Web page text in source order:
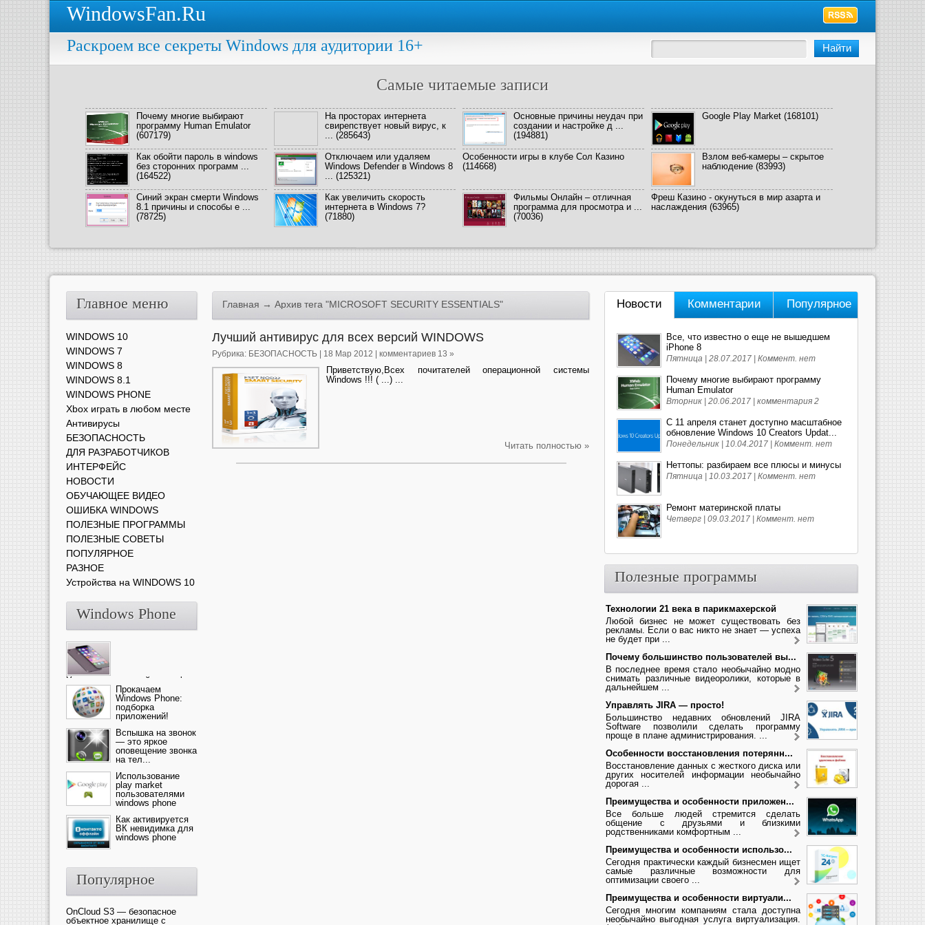
WindowsFan.Ru
Раскроем все секреты Windows для аудитории 16+
Самые читаемые записи
Почему многие выбирают
программу Human Emulator
(607179)
На просторах интернета
свирепствует новый вирус, к
... (285643)
Основные причины неудач при
создании и настройке д ...
(194881)
Google Play Market (168101)
Как обойти пароль в windows
без сторонних программ ...
(164522)
Отключаем или удаляем
Windows Defender в Windows 8
... (125321)
Особенности игры в клубе Сол Казино
(114668)
Взлом веб-камеры – скрытое
наблюдение (83993)
Синий экран смерти Windows
8.1 причины и способы е ...
(78725)
Как увеличить скорость
интернета в Windows 7?
(71880)
Фильмы Онлайн – отличная
программа для просмотра и ...
(70036)
Фреш Казино - окунуться в мир азарта и
наслаждения (63965)
Главная → Архив тега "MICROSOFT SECURITY ESSENTIALS"
Лучший антивирус для всех версий WINDOWS
Рубрика: БЕЗОПАСНОСТЬ | 18 Мар 2012 | комментариев 13 »
Приветствую,Всех почитателей операционной системы
Windows !!! ( ...) ...
Читать полностью »
Главное меню
WINDOWS 10
WINDOWS 7
WINDOWS 8
WINDOWS 8.1
WINDOWS PHONE
Xbox играть в любом месте
Антивирусы
БЕЗОПАСНОСТЬ
ДЛЯ РАЗРАБОТЧИКОВ
ИНТЕРФЕЙС
НОВОСТИ
ОБУЧАЮЩЕЕ ВИДЕО
ОШИБКА WINDOWS
ПОЛЕЗНЫЕ ПРОГРАММЫ
ПОЛЕЗНЫЕ СОВЕТЫ
ПОПУЛЯРНОЕ
РАЗНОЕ
Устройства на WINDOWS 10
Windows Phone
Ультрасовременный смартфон
— это новика от компании Ap...
Прокачаем
Windows Phone:
подборка
приложений!
Вспышка на звонок
— это яркое
оповещение звонка
на тел...
Использование
play market
пользователями
windows phone
Как активируется
ВК невидимка для
windows phone
Популярное
OnCloud S3 — безопасное
объектное хранилище с
Новости Комментарии Популярное
Все, что известно о еще не вышедшем
iPhone 8
Пятница | 28.07.2017 | Коммент. нет
Почему многие выбирают программу
Human Emulator
Вторник | 20.06.2017 | комментария 2
С 11 апреля станет доступно масштабное
обновление Windows 10 Creators Updat...
Понедельник | 10.04.2017 | Коммент. нет
Неттопы: разбираем все плюсы и минусы
Пятница | 10.03.2017 | Коммент. нет
Ремонт материнской платы
Четверг | 09.03.2017 | Коммент. нет
Полезные программы
Технологии 21 века в парикмахерской
Любой бизнес не может существовать без
рекламы. Если о вас никто не знает — успеха
не будет при ...
Почему большинство пользователей вы...
В последнее время стало необычайно модно
снимать различные видеоролики, которые в
дальнейшем ...
Управлять JIRA — просто!
Большинство недавних обновлений JIRA
Software позволили сделать программу
проще в плане администрирования. ...
Особенности восстановления потерянн...
Восстановление данных с жесткого диска или
других носителей информации необычайно
дорогая ...
Преимущества и особенности приложен...
Все больше людей стремится сделать
общение с друзьями и близкими
родственниками комфортным ...
Преимущества и особенности использо...
Сегодня практически каждый бизнесмен ищет
самые различные возможности для
оптимизации своего ...
Преимущества и особенности виртуали...
Сегодня многим компаниям стала доступна
необычайно выгодная услуга виртуализация.